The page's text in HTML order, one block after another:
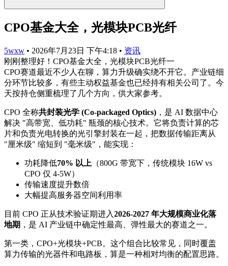
CPO基金大全，光模块PCB光纤
5wxw • 2026年7月23日 下午4:18 • 资讯
刚刚整理好！CPO基金大全，光模块PCB光纤一
CPO赛道最近不少人在聊，算力升级确实绕不开它。产业链细
分环节比较多，有些主动权益基金也已经持有相关公司了。今
天按持仓侧重梳理了几个方向，供大家参考。
CPO 全称共封装光学 (Co-packaged Optics) ，是 AI 数据中心
解决 "高带宽、低功耗" 瓶颈的核心技术。它将负责计算的芯
片和负责光电转换的光引擎封装在一起，把数据传输距离从
"厘米级" 缩短到 "毫米级"，能实现：
功耗降低70% 以上 （800G 带宽下，传统模块 16W vs
CPO 仅 4-5W）
传输速度提升数倍
大幅提高服务器空间利用率
目前 CPO 正从技术验证期进入2026-2027 年大规模商业化落
地期 ，是 AI 产业链中确定性最高、弹性最大的赛道之一。
第一类，CPO+光模块+PCB。这个组合比较常见，同时覆盖
算力传输的光器件和电路板，算是一种相对均衡的配置思路。